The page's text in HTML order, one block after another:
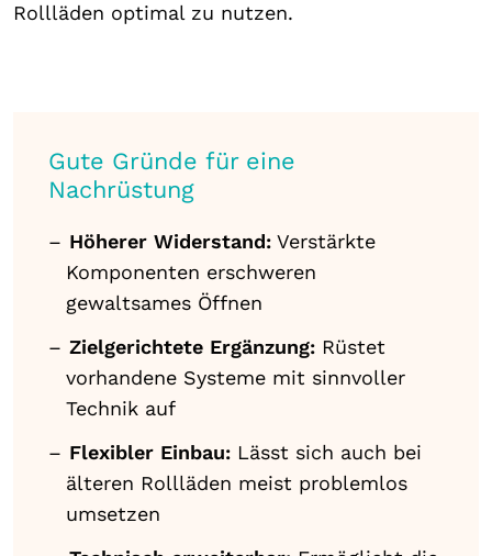
Rollläden optimal zu nutzen.
Gute Gründe für eine
Nachrüstung
Höherer Widerstand: Verstärkte
Komponenten erschweren
gewaltsames Öffnen
Zielgerichtete Ergänzung: Rüstet
vorhandene Systeme mit sinnvoller
Technik auf
Flexibler Einbau: Lässt sich auch bei
älteren Rollläden meist problemlos
umsetzen